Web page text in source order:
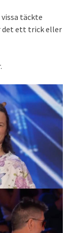
täckte
det ett trick eller